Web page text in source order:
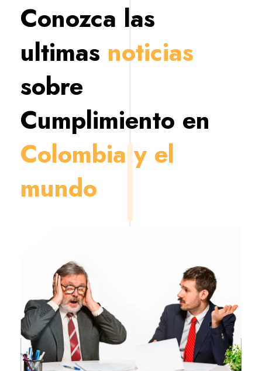
Conozca las
ultimas noticias
sobre
Cumplimiento en
Colombia y el
mundo